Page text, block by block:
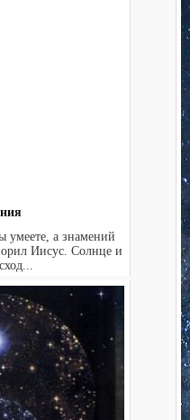
умеете, а знамений
Иисус. Солнце и